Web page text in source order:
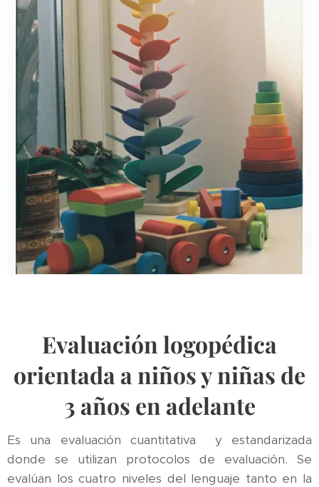
Evaluación logopédica
orientada a niños y niñas de
3 años en adelante
Es una evaluación cuantitativa y estandarizada
donde se utilizan protocolos de evaluación. Se
evalúan los cuatro niveles del lenguaje tanto en la